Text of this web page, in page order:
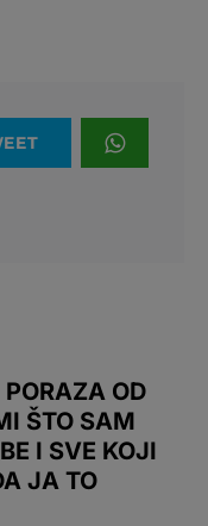
OD
ŠTO SAM
I SVE KOJI
JA TO